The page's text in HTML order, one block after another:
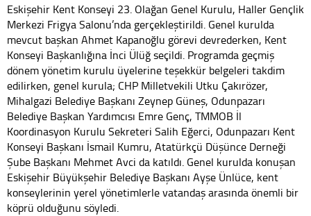
Eskişehir Kent Konseyi 23. Olağan Genel Kurulu, Haller Gençlik
Merkezi Frigya Salonu’nda gerçekleştirildi. Genel kurulda
mevcut başkan Ahmet Kapanoğlu görevi devrederken, Kent
Konseyi Başkanlığına İnci Ülüğ seçildi. Programda geçmiş
dönem yönetim kurulu üyelerine teşekkür belgeleri takdim
edilirken, genel kurula; CHP Milletvekili Utku Çakırözer,
Mihalgazi Belediye Başkanı Zeynep Güneş, Odunpazarı
Belediye Başkan Yardımcısı Emre Genç, TMMOB İl
Koordinasyon Kurulu Sekreteri Salih Eğerci, Odunpazarı Kent
Konseyi Başkanı İsmail Kumru, Atatürkçü Düşünce Derneği
Şube Başkanı Mehmet Avci da katıldı. Genel kurulda konuşan
Eskişehir Büyükşehir Belediye Başkanı Ayşe Ünlüce, kent
konseylerinin yerel yönetimlerle vatandaş arasında önemli bir
köprü olduğunu söyledi.